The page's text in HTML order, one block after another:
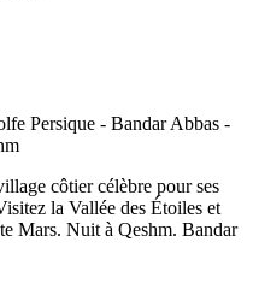
côtier célèbre pour ses
la Vallée des Étoiles et
Mars. Nuit à Qeshm. Bandar